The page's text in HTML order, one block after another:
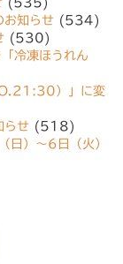
(535)
お知らせ (534)
(530)
冷凍ほうれん
）」に変
らせ (518)
日）〜6日（火）